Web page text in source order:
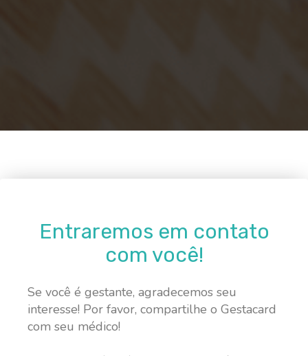
Entraremos em contato
com você!
Se você é gestante, agradecemos seu
interesse! Por favor, compartilhe o Gestacard
com seu médico!